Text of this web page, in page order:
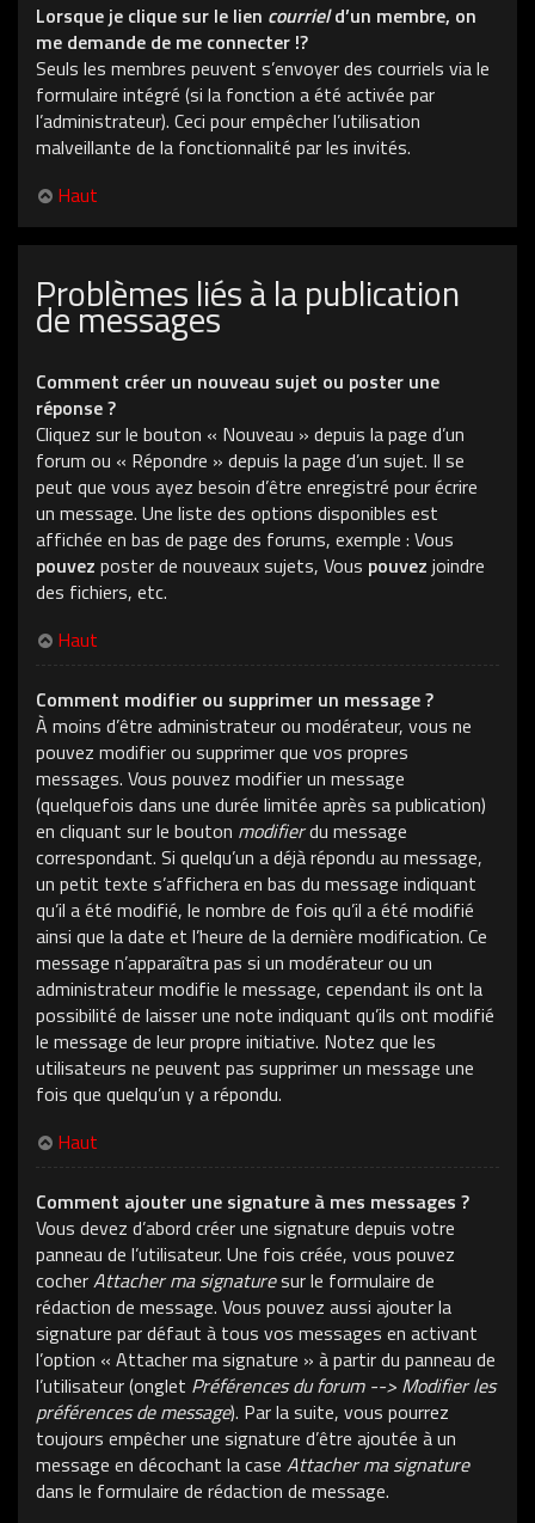
Lorsque je clique sur le lien courrield’un membre, on
me demande de me connecter !?
Seuls les membres peuvent s’envoyer des courriels via le
formulaire intégré (si la fonction a été activée par
l’administrateur). Ceci pour empêcher l’utilisation
malveillante de la fonctionnalité par les invités.
Haut
Problèmes liés à la publication
de messages
Comment créer un nouveau sujet ou poster une
réponse ?
Cliquez sur le bouton « Nouveau » depuis la page d’un
forum ou « Répondre » depuis la page d’un sujet. Il se
peut que vous ayez besoin d’être enregistré pour écrire
un message. Une liste des options disponibles est
affichée en bas de page des forums, exemple : Vous
pouvez poster de nouveaux sujets, Vous pouvez joindre
des fichiers, etc.
Haut
Comment modifier ou supprimer un message ?
À moins d’être administrateur ou modérateur, vous ne
pouvez modifier ou supprimer que vos propres
messages. Vous pouvez modifier un message
(quelquefois dans une durée limitée après sa publication)
en cliquant sur le bouton modifierdu message
correspondant. Si quelqu’un a déjà répondu au message,
un petit texte s’affichera en bas du message indiquant
qu’il a été modifié, le nombre de fois qu’il a été modifié
ainsi que la date et l’heure de la dernière modification. Ce
message n’apparaîtra pas si un modérateur ou un
administrateur modifie le message, cependant ils ont la
possibilité de laisser une note indiquant qu’ils ont modifié
le message de leur propre initiative. Notez que les
utilisateurs ne peuvent pas supprimer un message une
fois que quelqu’un y a répondu.
Haut
Comment ajouter une signature à mes messages ?
Vous devez d’abord créer une signature depuis votre
panneau de l’utilisateur. Une fois créée, vous pouvez
cocherAttacher ma signaturesur le formulaire de
rédaction de message. Vous pouvez aussi ajouter la
signature par défaut à tous vos messages en activant
l’option « Attacher ma signature » à partir du panneau de
l’utilisateur (onglet Préférences du forum --> Modifier les
préférences de message). Par la suite, vous pourrez
toujours empêcher une signature d’être ajoutée à un
message en décochant la case Attacher ma signature
dans le formulaire de rédaction de message.